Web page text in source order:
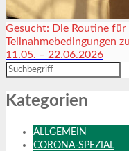
Gesucht: Die Routine für
Teilnahmebedingungen
11.05. – 22.06.2026
Kategorien
ALLGEMEIN
CORONA-SPEZIAL